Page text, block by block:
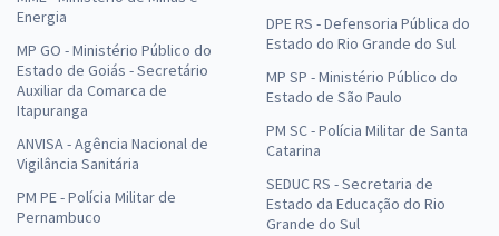
Energia
MP GO - Ministério Público do
Estado de Goiás - Secretário
Auxiliar da Comarca de
Itapuranga
ANVISA - Agência Nacional de
Vigilância Sanitária
PM PE - Polícia Militar de
Pernambuco
DPE RS - Defensoria Pública do
Estado do Rio Grande do Sul
MP SP - Ministério Público do
Estado de São Paulo
PM SC - Polícia Militar de Santa
Catarina
SEDUC RS - Secretaria de
Estado da Educação do Rio
Grande do Sul